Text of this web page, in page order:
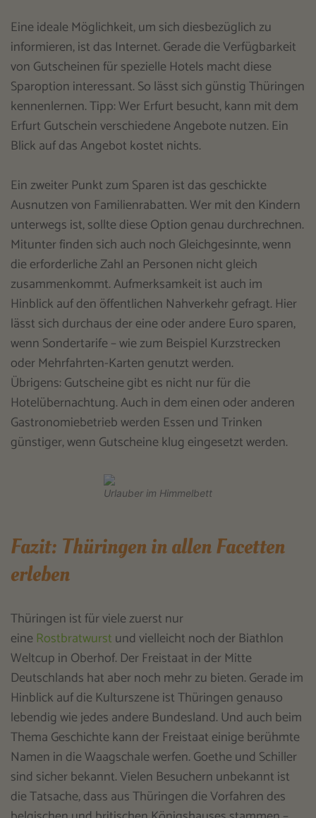
Eine ideale Möglichkeit, um sich diesbezüglich zu
informieren, ist das Internet. Gerade die Verfügbarkeit
von Gutscheinen für spezielle Hotels macht diese
Sparoption interessant. So lässt sich günstig Thüringen
kennenlernen. Tipp: Wer Erfurt besucht, kann mit dem
Erfurt Gutschein verschiedene Angebote nutzen. Ein
Blick auf das Angebot kostet nichts.
Ein zweiter Punkt zum Sparen ist das geschickte
Ausnutzen von Familienrabatten. Wer mit den Kindern
unterwegs ist, sollte diese Option genau durchrechnen.
Mitunter finden sich auch noch Gleichgesinnte, wenn
die erforderliche Zahl an Personen nicht gleich
zusammenkommt. Aufmerksamkeit ist auch im
Hinblick auf den öffentlichen Nahverkehr gefragt. Hier
lässt sich durchaus der eine oder andere Euro sparen,
wenn Sondertarife – wie zum Beispiel Kurzstrecken
oder Mehrfahrten-Karten genutzt werden.
Übrigens: Gutscheine gibt es nicht nur für die
Hotelübernachtung. Auch in dem einen oder anderen
Gastronomiebetrieb werden Essen und Trinken
günstiger, wenn Gutscheine klug eingesetzt werden.
Urlauber im Himmelbett
Fazit: Thüringen in allen Facetten
erleben
Thüringen ist für viele zuerst nur
eine Rostbratwurst und vielleicht noch der Biathlon
Weltcup in Oberhof. Der Freistaat in der Mitte
Deutschlands hat aber noch mehr zu bieten. Gerade im
Hinblick auf die Kulturszene ist Thüringen genauso
lebendig wie jedes andere Bundesland. Und auch beim
Thema Geschichte kann der Freistaat einige berühmte
Namen in die Waagschale werfen. Goethe und Schiller
sind sicher bekannt. Vielen Besuchern unbekannt ist
die Tatsache, dass aus Thüringen die Vorfahren des